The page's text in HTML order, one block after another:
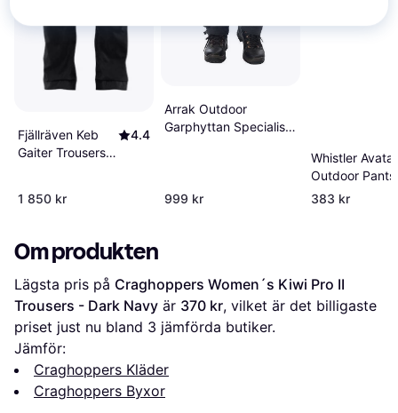
Fjällräven Keb
Gaiter Trousers -
4.4
1 850 kr
Arrak Outdoor
Garphyttan Specialist
999 kr
Whistler Avatar
Outdoor
383 kr
Om produkten
Lägsta pris på Craghoppers Women´s Kiwi Pro II
Trousers - Dark Navy är 370 kr, vilket är det billigaste
priset just nu bland 3 jämförda butiker.
Jämför:
Craghoppers Kläder
Craghoppers Byxor